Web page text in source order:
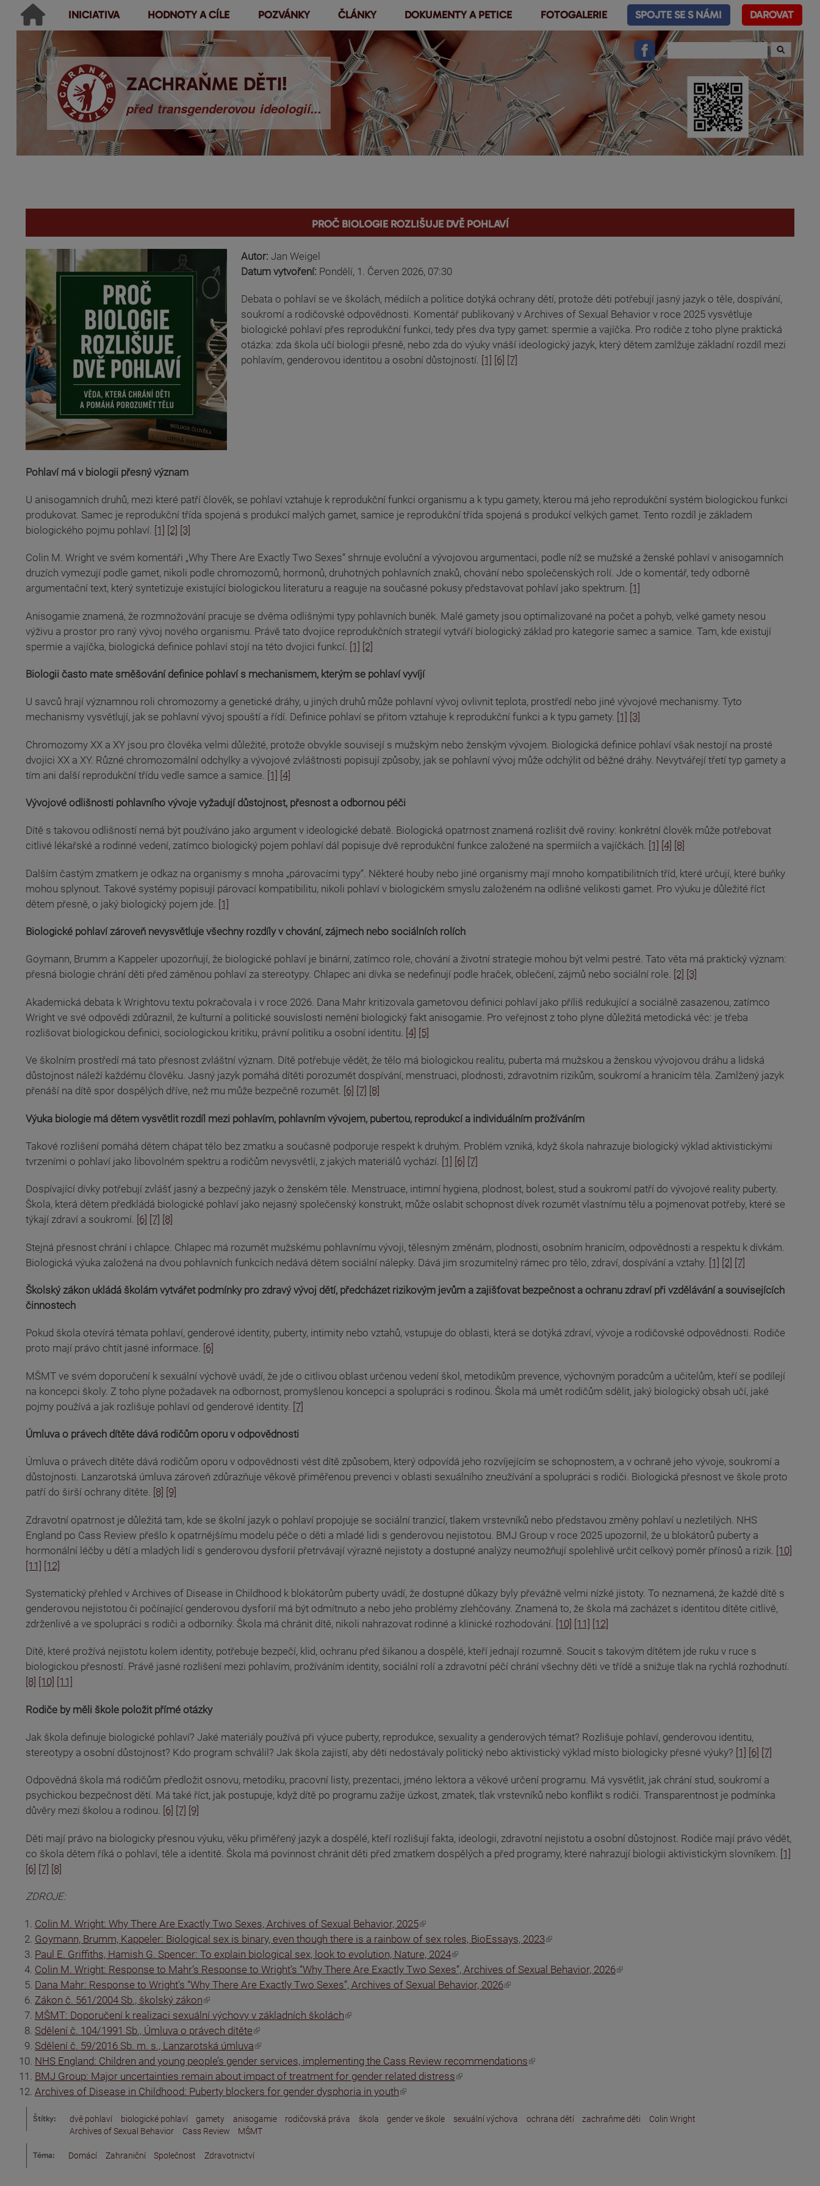
Přejít k
hlavnímu
obsahu
ZACHRAŇME DĚTI!
před transgenderovou ideologií...
Ikonky sociálních sítí
Vyhledávání
Hledat
Main menu
INICIATIVA HODNOTY A CÍLE POZVÁNKY ČLÁNKY DOKUMENTY A PETICE FOTOGALERIE SPOJTE SE S NÁMI DAROVAT
Proč biologie rozlišuje dvě pohlaví
Autor: Jan Weigel
Datum vytvoření: Pondělí, 1. Červen 2026, 07:30
Debata o pohlaví se ve školách, médiích a politice dotýká ochrany dětí, protože děti potřebují jasný jazyk o těle, dospívání,
soukromí a rodičovské odpovědnosti. Komentář publikovaný v Archives of Sexual Behavior v roce 2025 vysvětluje
biologické pohlaví přes reprodukční funkci, tedy přes dva typy gamet: spermie a vajíčka. Pro rodiče z toho plyne praktická
otázka: zda škola učí biologii přesně, nebo zda do výuky vnáší ideologický jazyk, který dětem zamlžuje základní rozdíl mezi
pohlavím, genderovou identitou a osobní důstojností. [1] [6] [7]
Pohlaví má v biologii přesný význam
U anisogamních druhů, mezi které patří člověk, se pohlaví vztahuje k reprodukční funkci organismu a k typu gamety, kterou má jeho reprodukční systém biologickou funkci
produkovat. Samec je reprodukční třída spojená s produkcí malých gamet, samice je reprodukční třída spojená s produkcí velkých gamet. Tento rozdíl je základem
biologického pojmu pohlaví. [1] [2] [3]
Colin M. Wright ve svém komentáři „Why There Are Exactly Two Sexes“ shrnuje evoluční a vývojovou argumentaci, podle níž se mužské a ženské pohlaví v anisogamních
druzích vymezují podle gamet, nikoli podle chromozomů, hormonů, druhotných pohlavních znaků, chování nebo společenských rolí. Jde o komentář, tedy odborně
argumentační text, který syntetizuje existující biologickou literaturu a reaguje na současné pokusy představovat pohlaví jako spektrum. [1]
Anisogamie znamená, že rozmnožování pracuje se dvěma odlišnými typy pohlavních buněk. Malé gamety jsou optimalizované na počet a pohyb, velké gamety nesou
výživu a prostor pro raný vývoj nového organismu. Právě tato dvojice reprodukčních strategií vytváří biologický základ pro kategorie samec a samice. Tam, kde existují
spermie a vajíčka, biologická definice pohlaví stojí na této dvojici funkcí. [1] [2]
Biologii často mate směšování definice pohlaví s mechanismem, kterým se pohlaví vyvíjí
U savců hrají významnou roli chromozomy a genetické dráhy, u jiných druhů může pohlavní vývoj ovlivnit teplota, prostředí nebo jiné vývojové mechanismy. Tyto
mechanismy vysvětlují, jak se pohlavní vývoj spouští a řídí. Definice pohlaví se přitom vztahuje k reprodukční funkci a k typu gamety. [1] [3]
Chromozomy XX a XY jsou pro člověka velmi důležité, protože obvykle souvisejí s mužským nebo ženským vývojem. Biologická definice pohlaví však nestojí na prosté
dvojici XX a XY. Různé chromozomální odchylky a vývojové zvláštnosti popisují způsoby, jak se pohlavní vývoj může odchýlit od běžné dráhy. Nevytvářejí třetí typ gamety a
tím ani další reprodukční třídu vedle samce a samice. [1] [4]
Vývojové odlišnosti pohlavního vývoje vyžadují důstojnost, přesnost a odbornou péči
Dítě s takovou odlišností nemá být používáno jako argument v ideologické debatě. Biologická opatrnost znamená rozlišit dvě roviny: konkrétní člověk může potřebovat
citlivé lékařské a rodinné vedení, zatímco biologický pojem pohlaví dál popisuje dvě reprodukční funkce založené na spermiích a vajíčkách. [1] [4] [8]
Dalším častým zmatkem je odkaz na organismy s mnoha „párovacími typy“. Některé houby nebo jiné organismy mají mnoho kompatibilitních tříd, které určují, které buňky
mohou splynout. Takové systémy popisují párovací kompatibilitu, nikoli pohlaví v biologickém smyslu založeném na odlišné velikosti gamet. Pro výuku je důležité říct
dětem přesně, o jaký biologický pojem jde. [1]
Biologické pohlaví zároveň nevysvětluje všechny rozdíly v chování, zájmech nebo sociálních rolích
Goymann, Brumm a Kappeler upozorňují, že biologické pohlaví je binární, zatímco role, chování a životní strategie mohou být velmi pestré. Tato věta má praktický význam:
přesná biologie chrání děti před záměnou pohlaví za stereotypy. Chlapec ani dívka se nedefinují podle hraček, oblečení, zájmů nebo sociální role. [2] [3]
Akademická debata k Wrightovu textu pokračovala i v roce 2026. Dana Mahr kritizovala gametovou definici pohlaví jako příliš redukující a sociálně zasazenou, zatímco
Wright ve své odpovědi zdůraznil, že kulturní a politické souvislosti nemění biologický fakt anisogamie. Pro veřejnost z toho plyne důležitá metodická věc: je třeba
rozlišovat biologickou definici, sociologickou kritiku, právní politiku a osobní identitu. [4] [5]
Ve školním prostředí má tato přesnost zvláštní význam. Dítě potřebuje vědět, že tělo má biologickou realitu, puberta má mužskou a ženskou vývojovou dráhu a lidská
důstojnost náleží každému člověku. Jasný jazyk pomáhá dítěti porozumět dospívání, menstruaci, plodnosti, zdravotním rizikům, soukromí a hranicím těla. Zamlžený jazyk
přenáší na dítě spor dospělých dříve, než mu může bezpečně rozumět. [6] [7] [8]
Výuka biologie má dětem vysvětlit rozdíl mezi pohlavím, pohlavním vývojem, pubertou, reprodukcí a individuálním prožíváním
Takové rozlišení pomáhá dětem chápat tělo bez zmatku a současně podporuje respekt k druhým. Problém vzniká, když škola nahrazuje biologický výklad aktivistickými
tvrzeními o pohlaví jako libovolném spektru a rodičům nevysvětlí, z jakých materiálů vychází. [1] [6] [7]
Dospívající dívky potřebují zvlášť jasný a bezpečný jazyk o ženském těle. Menstruace, intimní hygiena, plodnost, bolest, stud a soukromí patří do vývojové reality puberty.
Škola, která dětem předkládá biologické pohlaví jako nejasný společenský konstrukt, může oslabit schopnost dívek rozumět vlastnímu tělu a pojmenovat potřeby, které se
týkají zdraví a soukromí. [6] [7] [8]
Stejná přesnost chrání i chlapce. Chlapec má rozumět mužskému pohlavnímu vývoji, tělesným změnám, plodnosti, osobním hranicím, odpovědnosti a respektu k dívkám.
Biologická výuka založená na dvou pohlavních funkcích nedává dětem sociální nálepky. Dává jim srozumitelný rámec pro tělo, zdraví, dospívání a vztahy. [1] [2] [7]
Školský zákon ukládá školám vytvářet podmínky pro zdravý vývoj dětí, předcházet rizikovým jevům a zajišťovat bezpečnost a ochranu zdraví při vzdělávání a souvisejících
činnostech
Pokud škola otevírá témata pohlaví, genderové identity, puberty, intimity nebo vztahů, vstupuje do oblasti, která se dotýká zdraví, vývoje a rodičovské odpovědnosti. Rodiče
proto mají právo chtít jasné informace. [6]
MŠMT ve svém doporučení k sexuální výchově uvádí, že jde o citlivou oblast určenou vedení škol, metodikům prevence, výchovným poradcům a učitelům, kteří se podílejí
na koncepci školy. Z toho plyne požadavek na odbornost, promyšlenou koncepci a spolupráci s rodinou. Škola má umět rodičům sdělit, jaký biologický obsah učí, jaké
pojmy používá a jak rozlišuje pohlaví od genderové identity. [7]
Úmluva o právech dítěte dává rodičům oporu v odpovědnosti
Úmluva o právech dítěte dává rodičům oporu v odpovědnosti vést dítě způsobem, který odpovídá jeho rozvíjejícím se schopnostem, a v ochraně jeho vývoje, soukromí a
důstojnosti. Lanzarotská úmluva zároveň zdůrazňuje věkově přiměřenou prevenci v oblasti sexuálního zneužívání a spolupráci s rodiči. Biologická přesnost ve škole proto
patří do širší ochrany dítěte. [8] [9]
Zdravotní opatrnost je důležitá tam, kde se školní jazyk o pohlaví propojuje se sociální tranzicí, tlakem vrstevníků nebo představou změny pohlaví u nezletilých. NHS
England po Cass Review přešlo k opatrnějšímu modelu péče o děti a mladé lidi s genderovou nejistotou. BMJ Group v roce 2025 upozornil, že u blokátorů puberty a
hormonální léčby u dětí a mladých lidí s genderovou dysforií přetrvávají výrazné nejistoty a dostupné analýzy neumožňují spolehlivě určit celkový poměr přínosů a rizik. [10]
[11] [12]
Systematický přehled v Archives of Disease in Childhood k blokátorům puberty uvádí, že dostupné důkazy byly převážně velmi nízké jistoty. To neznamená, že každé dítě s
genderovou nejistotou či počínající genderovou dysforií má být odmítnuto a nebo jeho problémy zlehčovány. Znamená to, že škola má zacházet s identitou dítěte citlivě,
zdrženlivě a ve spolupráci s rodiči a odborníky. Škola má chránit dítě, nikoli nahrazovat rodinné a klinické rozhodování. [10] [11] [12]
Dítě, které prožívá nejistotu kolem identity, potřebuje bezpečí, klid, ochranu před šikanou a dospělé, kteří jednají rozumně. Soucit s takovým dítětem jde ruku v ruce s
biologickou přesností. Právě jasné rozlišení mezi pohlavím, prožíváním identity, sociální rolí a zdravotní péčí chrání všechny děti ve třídě a snižuje tlak na rychlá rozhodnutí.
[8]
[10] [11]
Rodiče by měli škole položit přímé otázky
Jak škola definuje biologické pohlaví? Jaké materiály používá při výuce puberty, reprodukce, sexuality a genderových témat? Rozlišuje pohlaví, genderovou identitu,
stereotypy a osobní důstojnost? Kdo program schválil? Jak škola zajistí, aby děti nedostávaly politický nebo aktivistický výklad místo biologicky přesné výuky? [1] [6] [7]
Odpovědná škola má rodičům předložit osnovu, metodiku, pracovní listy, prezentaci, jméno lektora a věkové určení programu. Má vysvětlit, jak chrání stud, soukromí a
psychickou bezpečnost dětí. Má také říct, jak postupuje, když dítě po programu zažije úzkost, zmatek, tlak vrstevníků nebo konflikt s rodiči. Transparentnost je podmínka
důvěry mezi školou a rodinou. [6] [7] [9]
Děti mají právo na biologicky přesnou výuku, věku přiměřený jazyk a dospělé, kteří rozlišují fakta, ideologii, zdravotní nejistotu a osobní důstojnost. Rodiče mají právo vědět,
co škola dětem říká o pohlaví, těle a identitě. Škola má povinnost chránit děti před zmatkem dospělých a před programy, které nahrazují biologii aktivistickým slovníkem. [1]
[6] [7] [8]
ZDROJE:
Colin M. Wright: Why There Are Exactly Two Sexes, Archives of Sexual Behavior, 2025
(odkaz je externí)
Goymann, Brumm, Kappeler: Biological sex is binary, even though there is a rainbow of sex roles, BioEssays, 2023
(odkaz je externí)
Paul E. Griffiths, Hamish G. Spencer: To explain biological sex, look to evolution, Nature, 2024
(odkaz je externí)
Colin M. Wright: Response to Mahr’s Response to Wright’s “Why There Are Exactly Two Sexes”, Archives of Sexual Behavior, 2026
(odkaz je externí)
Dana Mahr: Response to Wright’s “Why There Are Exactly Two Sexes”, Archives of Sexual Behavior, 2026
(odkaz je externí)
Zákon č. 561/2004 Sb., školský zákon
(odkaz je externí)
MŠMT: Doporučení k realizaci sexuální výchovy v základních školách
(odkaz je externí)
Sdělení č. 104/1991 Sb., Úmluva o právech dítěte
(odkaz je externí)
Sdělení č. 59/2016 Sb. m. s., Lanzarotská úmluva
(odkaz je externí)
NHS England: Children and young people’s gender services, implementing the Cass Review recommendations
(odkaz je externí)
BMJ Group: Major uncertainties remain about impact of treatment for gender related distress
(odkaz je externí)
Archives of Disease in Childhood: Puberty blockers for gender dysphoria in youth
(odkaz je externí)
Štítky: dvě pohlaví biologické pohlaví gamety anisogamie rodičovská práva škola gender ve škole sexuální výchova ochrana dětí zachraňme děti
Colin Wright
Archives of Sexual Behavior
Cass Review MŠMT
Téma: Domácí Zahraniční Společnost Zdravotnictví